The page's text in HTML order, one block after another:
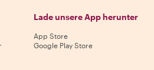
Lade unsere App herunter
App Store
Google Play Store